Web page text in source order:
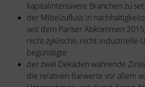
kapitalintensivere Branchen zu
der Mittelzufluss in
seit dem Pariser Abkommen
nicht-zyklische, nicht-industrielle
begünstigte
der zwei Dekaden währende
die relativen Barwerte vor allem